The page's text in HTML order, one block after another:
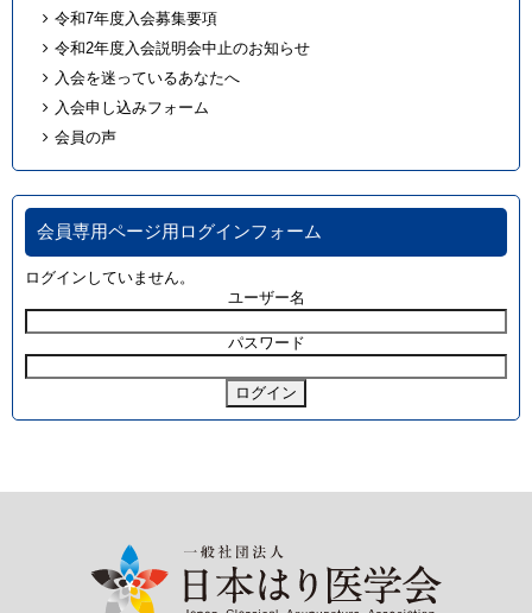
令和7年度入会募集要項
令和2年度入会説明会中止のお知らせ
入会を迷っているあなたへ
入会申し込みフォーム
会員の声
会員専用ページ用ログインフォーム
ログインしていません。
ユーザー名
パスワード